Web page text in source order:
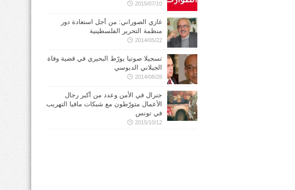
2015/07/10
غازي الصوراني: من أجل استعادة دور
منظمة التحرير الفلسطينية
2014/05/22
تسجيلا صوتيا يورّط البحيري في قضية وفاة
الجيلاني الدبوسي
2014/08/28
جنرال في الأمن وعدد من أكبر رجال
الأعمال متورّطون مع شبكات مافيا التهريب
في تونس
2015/10/12